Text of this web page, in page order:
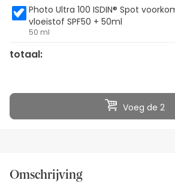
Photo Ultra 100 ISDIN® Spot
vloeistof SPF50 + 50ml
50 ml
totaal:
Voeg de 2
Omschrijving